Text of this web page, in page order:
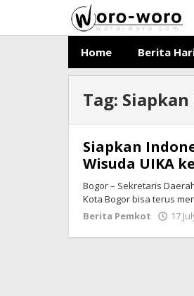
content
Home Berita
Tag:
Siapkan
Wisuda UIKA
Bogor – Sekretaris
Kota Bogor bisa terus
Berita Pemkot
17